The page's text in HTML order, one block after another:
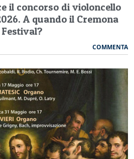
il concorso di violoncello
A quando il Cremona
COMMENTA